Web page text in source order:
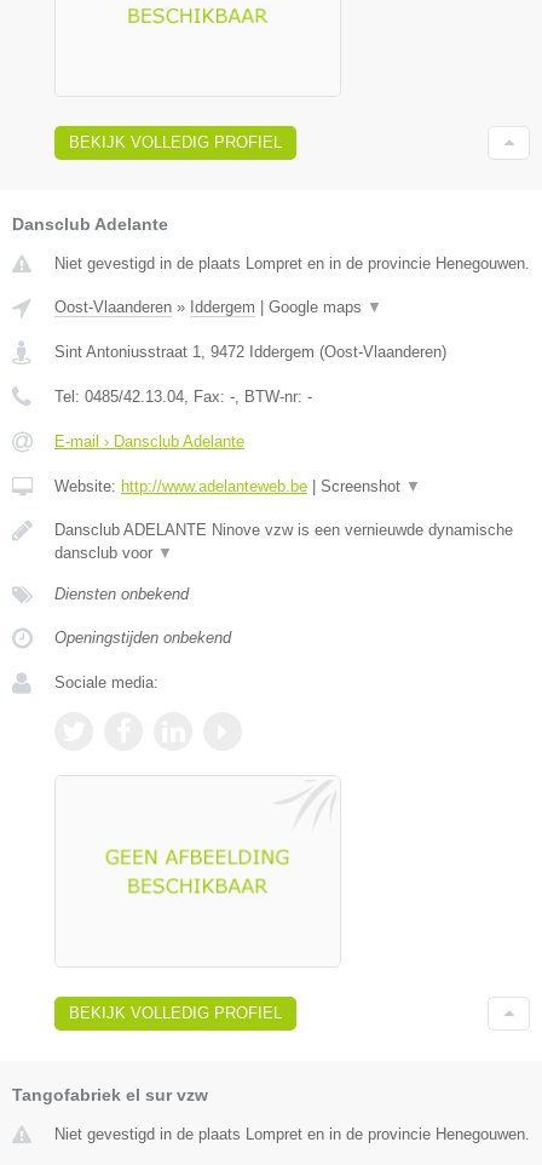
BEKIJK VOLLEDIG PROFIEL
Dansclub Adelante
Niet gevestigd in de plaats Lompret en in de provincie Henegouwen.
Oost-Vlaanderen » Iddergem Google maps ▼
Sint Antoniusstraat 1, 9472 Iddergem (Oost-Vlaanderen)
Tel: 0485/42.13.04, Fax: -, BTW-nr: -
E-mail › Dansclub Adelante
Website: http://www.adelanteweb.be Screenshot ▼
Dansclub ADELANTE Ninove vzw is een vernieuwde dynamische
dansclub voor ▼
Diensten onbekend
Openingstijden onbekend
Sociale media:
BEKIJK VOLLEDIG PROFIEL
Tangofabriek el sur vzw
Niet gevestigd in de plaats Lompret en in de provincie Henegouwen.